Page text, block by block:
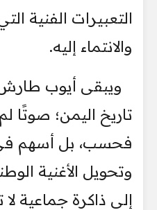
التعبيرات الفنية
والانتماء إليه.
ويبقى أيوب طارش
تاريخ اليمن؛ صوتًا
فحسب، بل أسهم
وتحويل الأغنية
إلى ذاكرة جماعية